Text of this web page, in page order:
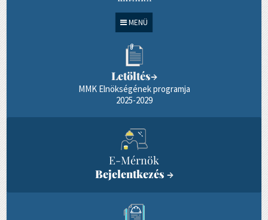
MENÜ
Letöltés→
MMK Elnökségének programja
2025-2029
E-Mérnök
Bejelentkezés →